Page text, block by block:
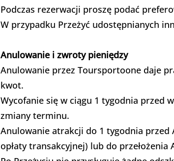
Podczas rezerwacji proszę podać
W przypadku Przeżyć udostępnianych
Anulowanie i zwroty pieniędzy
Anulowanie przez Toursportoone daje
kwot.
Wycofanie się w ciągu 1 tygodnia przed
zmiany terminu.
Anulowanie atrakcji do 1 tygodnia przed
opłaty transakcyjnej) lub do